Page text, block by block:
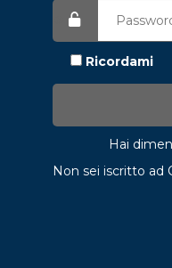
Ricordami
Hai
Non sei iscritto ad